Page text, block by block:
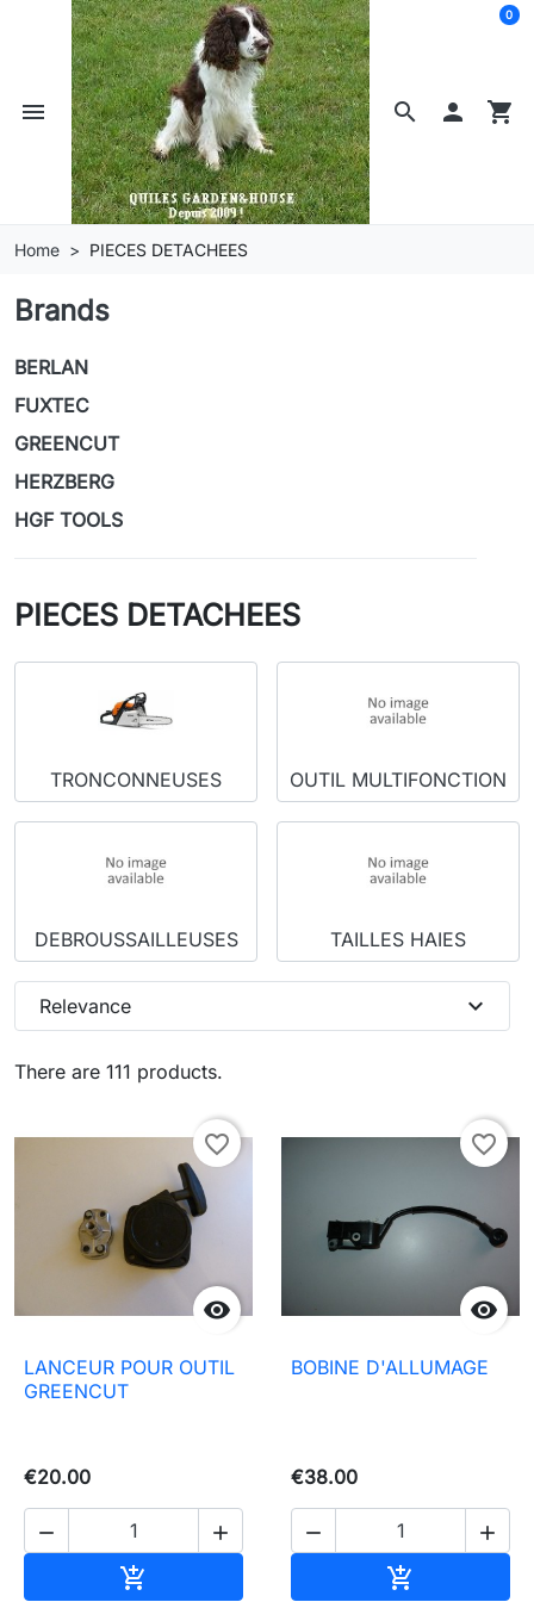
search
menu  shopping_cart
0
Home PIECES DETACHEES
Brands
BERLAN
FUXTEC
GREENCUT
HERZBERG
HGF TOOLS
PIECES DETACHEES
TRONCONNEUSES OUTIL MULTIFONCTION
DEBROUSSAILLEUSES TAILLES HAIES
There are 111 products.
Relevance expand_more

favorite_border
LANCEUR POUR OUTIL
GREENCUT
€20.00
 


favorite_border
BOBINE D'ALLUMAGE
€38.00
 
